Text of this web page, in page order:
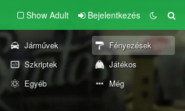
Show Adult Bejelentkezés
Járművek
Fényezések
Szkriptek
Játékos
Egyéb Még